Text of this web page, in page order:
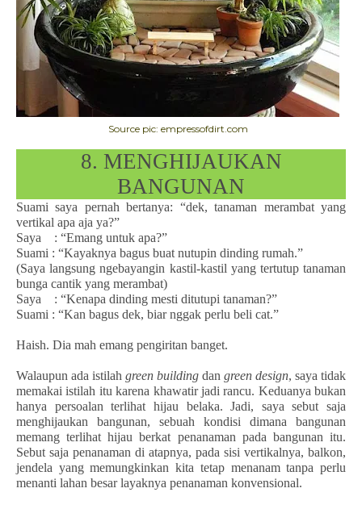
Source pic: empressofdirt.com
8. MENGHIJAUKAN
BANGUNAN
Suami saya pernah bertanya: “dek, tanaman merambat yang
vertikal apa aja ya?”
Saya : “Emang untuk apa?”
Suami : “Kayaknya bagus buat nutupin dinding rumah.”
(Saya langsung ngebayangin kastil-kastil yang tertutup tanaman
bunga cantik yang merambat)
Saya : “Kenapa dinding mesti ditutupi tanaman?”
Suami : “Kan bagus dek, biar nggak perlu beli cat.”
Haish. Dia mah emang pengiritan banget.
Walaupun ada istilah green building dan green design, saya tidak
memakai istilah itu karena khawatir jadi rancu. Keduanya bukan
hanya persoalan terlihat hijau belaka. Jadi, saya sebut saja
menghijaukan bangunan, sebuah kondisi dimana bangunan
memang terlihat hijau berkat penanaman pada bangunan itu.
Sebut saja penanaman di atapnya, pada sisi vertikalnya, balkon,
jendela yang memungkinkan kita tetap menanam tanpa perlu
menanti lahan besar layaknya penanaman konvensional.